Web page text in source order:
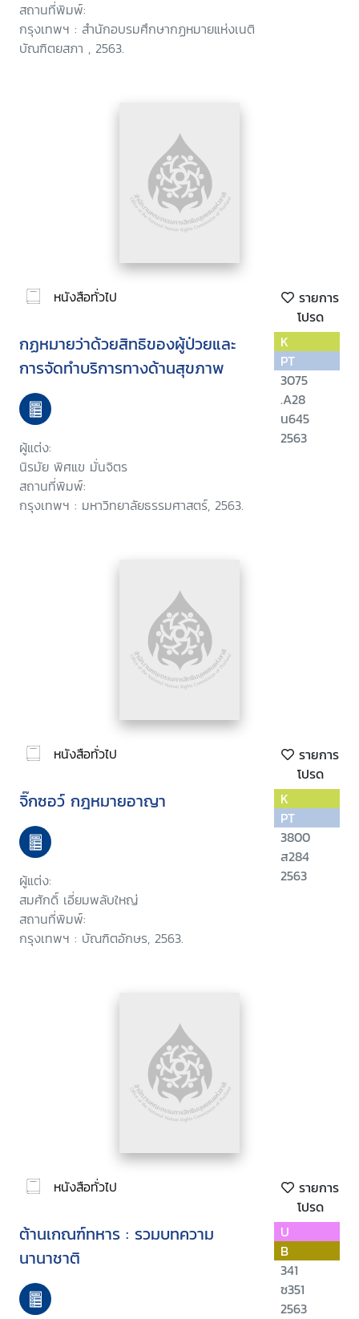
สถานที่พิมพ์:
กรุงเทพฯ : สำนักอบรมศึกษากฏหมายแห่งเนติ
บัณฑิตยสภา , 2563.
หนังสือทั่วไป
รายการ
โปรด
กฏหมายว่าด้วยสิทธิของผู้ป่วยและ
การจัดทำบริการทางด้านสุขภาพ
ผู้แต่ง:
นิรมัย พิศแข มั่นจิตร
สถานที่พิมพ์:
กรุงเทพฯ : มหาวิทยาลัยธรรมศาสตร์, 2563.
K
PT
3075
.A28
น645
2563
หนังสือทั่วไป
รายการ
โปรด
จิ๊กซอว์ กฎหมายอาญา
ผู้แต่ง:
สมศักดิ์ เอี่ยมพลับใหญ่
สถานที่พิมพ์:
กรุงเทพฯ : บัณฑิตอักษร, 2563.
K
PT
3800
ส284
2563
หนังสือทั่วไป
รายการ
โปรด
ต้านเกณฑ์ทหาร : รวมบทความ
นานาชาติ
U
B
341
ซ351
2563